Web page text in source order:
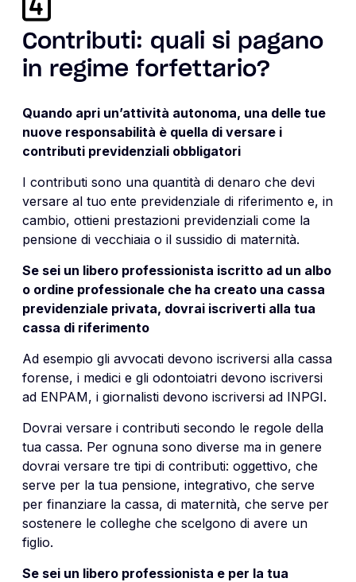
Contributi: quali si pagano
in regime forfettario?
Quando apri un’attività autonoma, una delle tue
nuove responsabilità è quella di versare i
contributi previdenziali obbligatori
I contributi sono una quantità di denaro che devi
versare al tuo ente previdenziale di riferimento e, in
cambio, ottieni prestazioni previdenziali come la
pensione di vecchiaia o il sussidio di maternità.
Se sei un libero professionista iscritto ad un albo
o ordine professionale che ha creato una cassa
previdenziale privata, dovrai iscriverti alla tua
cassa di riferimento
Ad esempio gli avvocati devono iscriversi alla cassa
forense, i medici e gli odontoiatri devono iscriversi
ad ENPAM, i giornalisti devono iscriversi ad INPGI.
Dovrai versare i contributi secondo le regole della
tua cassa. Per ognuna sono diverse ma in genere
dovrai versare tre tipi di contributi: oggettivo, che
serve per la tua pensione, integrativo, che serve
per finanziare la cassa, di maternità, che serve per
sostenere le colleghe che scelgono di avere un
figlio.
Se sei un libero professionista e per la tua